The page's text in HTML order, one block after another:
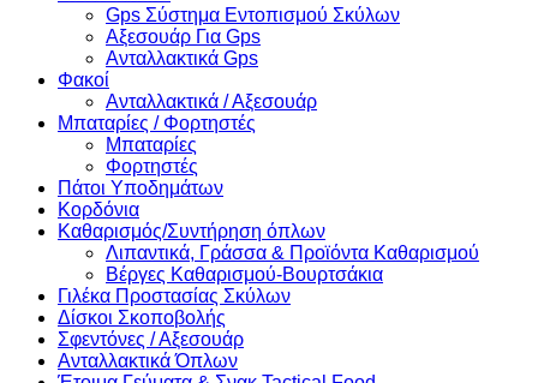
Gps Σύστημα Εντοπισμού Σκύλων
Αξεσουάρ Για Gps
Ανταλλακτικά Gps
Φακοί
Ανταλλακτικά / Αξεσουάρ
Μπαταρίες / Φορτηστές
Μπαταρίες
Φορτηστές
Πάτοι Υποδημάτων
Κορδόνια
Καθαρισμός/Συντήρηση όπλων
Λιπαντικά, Γράσσα & Προϊόντα Καθαρισμού
Βέργες Καθαρισμού-Βουρτσάκια
Γιλέκα Προστασίας Σκύλων
Δίσκοι Σκοποβολής
Σφεντόνες / Αξεσουάρ
Ανταλλακτικά Όπλων